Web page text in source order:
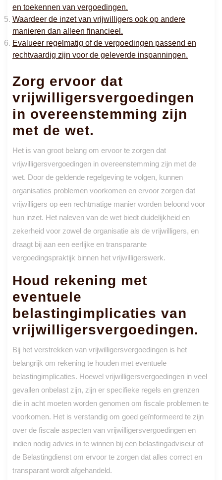
en toekennen van vergoedingen.
Waardeer de inzet van vrijwilligers ook op andere
manieren dan alleen financieel.
Evalueer regelmatig of de vergoedingen passend en
rechtvaardig zijn voor de geleverde inspanningen.
Zorg ervoor dat
vrijwilligersvergoedingen
in overeenstemming zijn
met de wet.
Het is van groot belang om ervoor te zorgen dat
vrijwilligersvergoedingen in overeenstemming zijn met de
wet. Door de geldende regelgeving te volgen, kunnen
organisaties problemen voorkomen en ervoor zorgen dat
vrijwilligers op een rechtmatige manier worden beloond voor
hun inzet. Het naleven van de wet biedt duidelijkheid en
zekerheid voor zowel de organisatie als de vrijwilligers, en
draagt bij aan een eerlijke en transparante
vergoedingspraktijk binnen het vrijwilligerswerk.
Houd rekening met
eventuele
belastingimplicaties van
vrijwilligersvergoedingen.
Bij het verstrekken van vrijwilligersvergoedingen is het
belangrijk om rekening te houden met eventuele
belastingimplicaties. Hoewel vrijwilligersvergoedingen in veel
gevallen onbelast zijn, zijn er specifieke regels en grenzen
die in acht moeten worden genomen om fiscale problemen te
voorkomen. Het is verstandig om goed geïnformeerd te zijn
over de fiscale aspecten van vrijwilligersvergoedingen en
indien nodig advies in te winnen bij een belastingadviseur of
de Belastingdienst om ervoor te zorgen dat alles correct en
transparant wordt afgehandeld.